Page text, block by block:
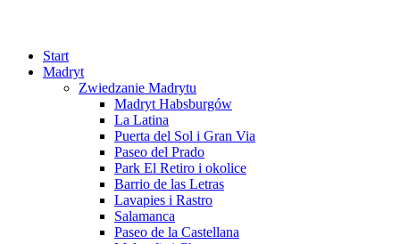
Start
Madryt
Zwiedzanie Madrytu
Madryt Habsburgów
La Latina
Puerta del Sol i Gran Via
Paseo del Prado
Park El Retiro i okolice
Barrio de las Letras
Lavapies i Rastro
Salamanca
Paseo de la Castellana